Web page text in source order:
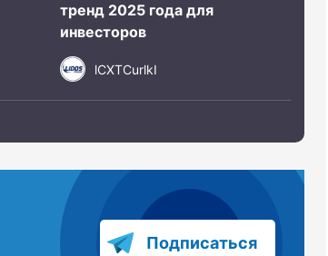
тренд 2025 года для
инвесторов
lCXTCurlkI
Подписаться